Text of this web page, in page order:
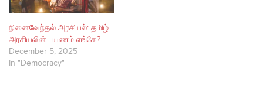
நினைவேந்தல் அரசியல்: தமிழ்
அரசியலின் பயணம் எங்கே?
December 5, 2025
In "Democracy"